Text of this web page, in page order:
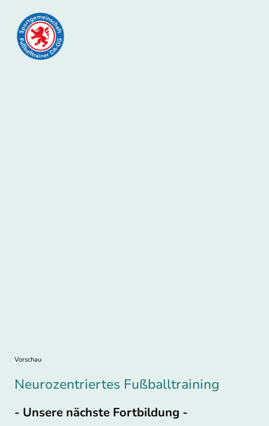
Vorschau
Neurozentriertes Fußballtraining
- Unsere nächste Fortbildung -